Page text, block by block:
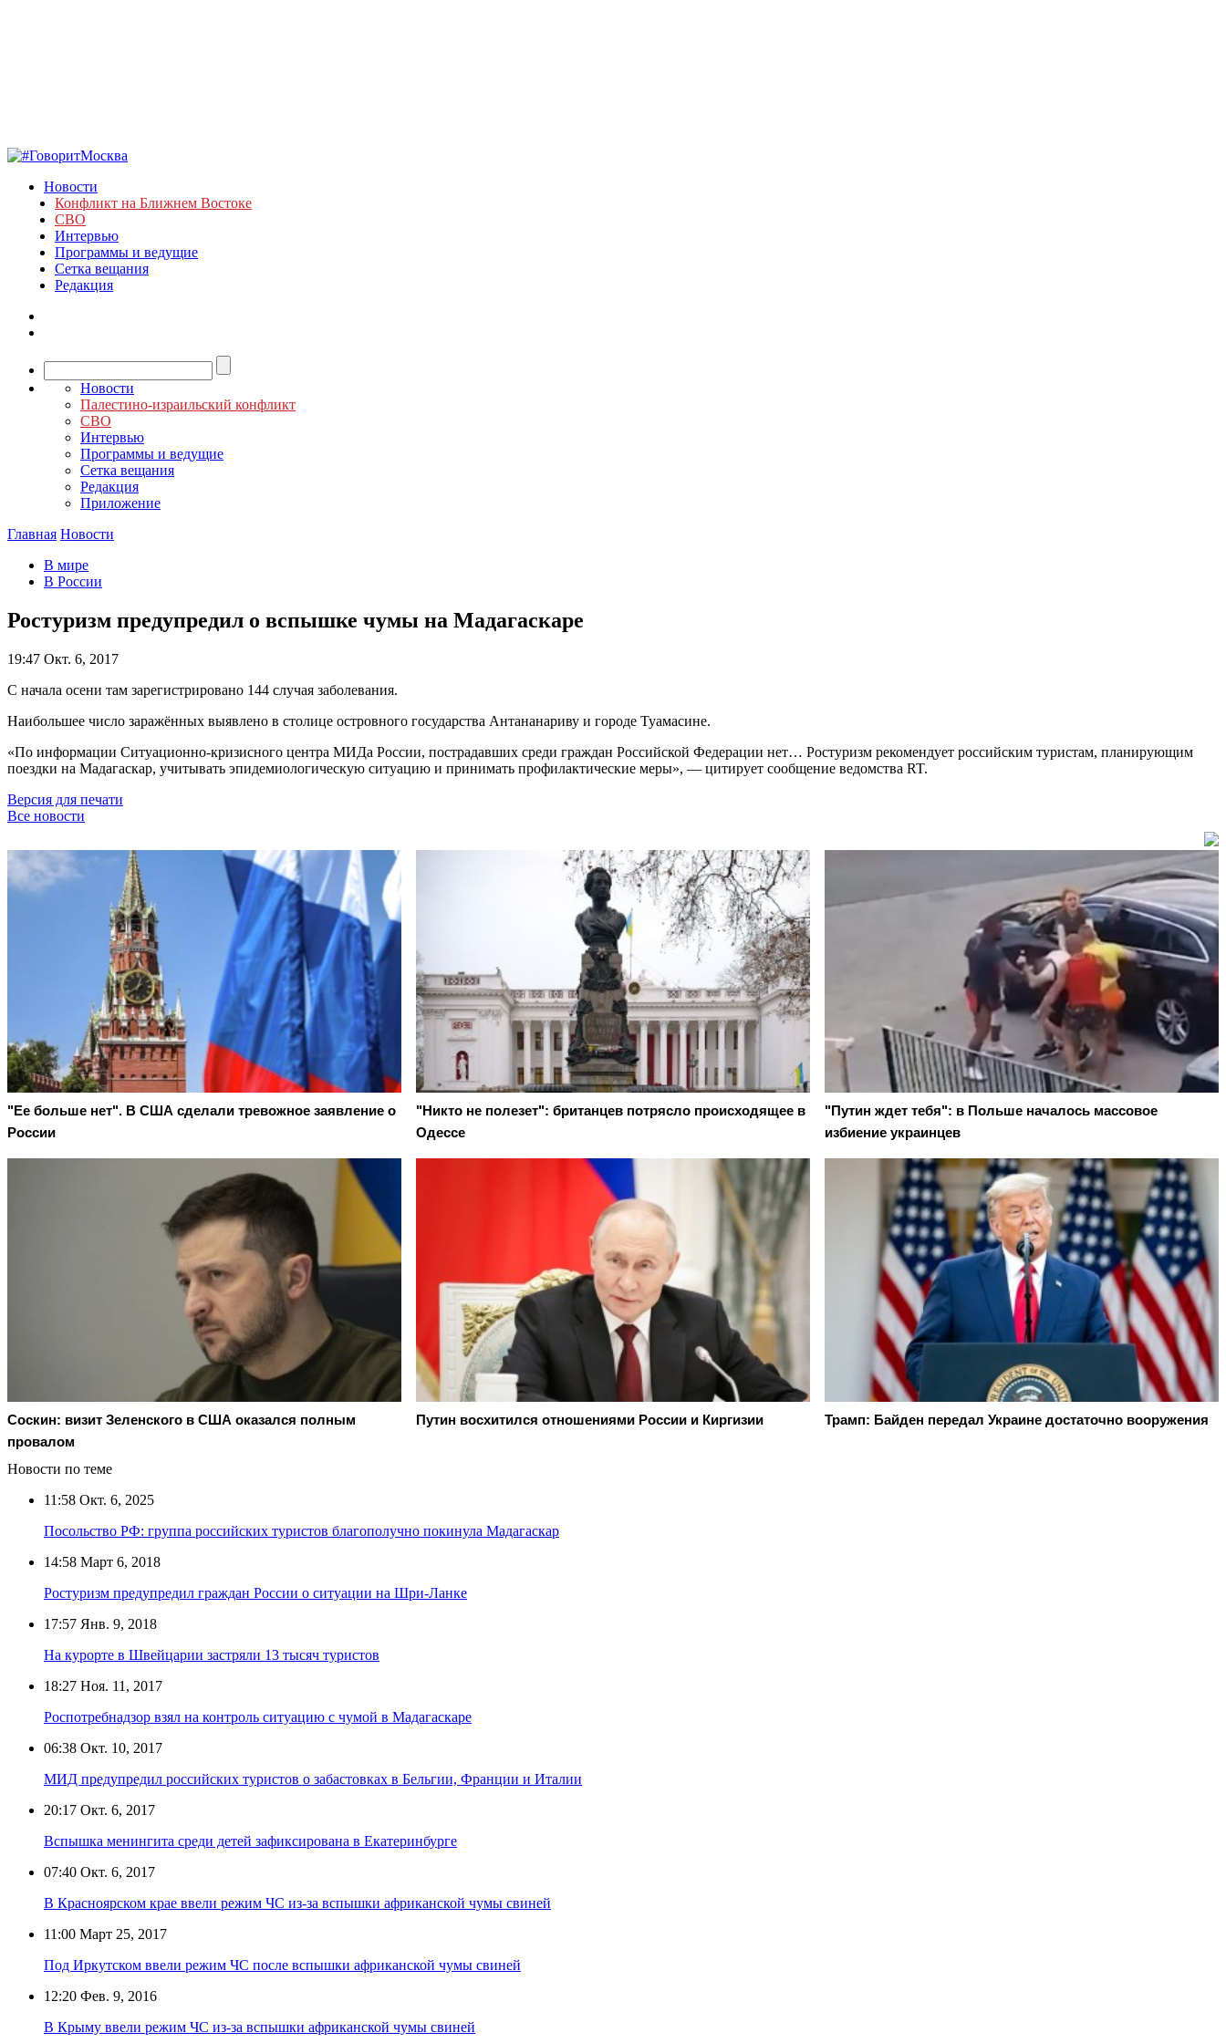
Новости
Конфликт на Ближнем Востоке
СВО
Интервью
Программы и ведущие
Сетка вещания
Редакция
Новости
Палестино-израильский конфликт
СВО
Интервью
Программы и ведущие
Сетка вещания
Редакция
Приложение
Главная Новости
В мире
В России
Ростуризм предупредил о вспышке чумы на Мадагаскаре
19:47 Окт. 6, 2017
С начала осени там зарегистрировано 144 случая заболевания.
Наибольшее число заражённых выявлено в столице островного государства Антананариву и городе Туамасине.
«По информации Ситуационно-кризисного центра МИДа России, пострадавших среди граждан Российской Федерации нет… Ростуризм рекомендует российским туристам, планирующим
поездки на Мадагаскар, учитывать эпидемиологическую ситуацию и принимать профилактические меры», — цитирует сообщение ведомства RT.
Версия для печати
Все новости
"Ее больше нет". В США сделали тревожное заявление о
России
"Никто не полезет": британцев потрясло происходящее в
Одессе
"Путин ждет тебя": в Польше началось массовое
избиение украинцев
Соскин: визит Зеленского в США оказался полным
провалом
Путин восхитился отношениями России и Киргизии Трамп: Байден передал Украине достаточно вооружения
Новости по теме
11:58 Окт. 6, 2025
Посольство РФ: группа российских туристов благополучно покинула Мадагаскар
14:58 Март 6, 2018
Ростуризм предупредил граждан России о ситуации на Шри-Ланке
17:57 Янв. 9, 2018
На курорте в Швейцарии застряли 13 тысяч туристов
18:27 Ноя. 11, 2017
Роспотребнадзор взял на контроль ситуацию с чумой в Мадагаскаре
06:38 Окт. 10, 2017
МИД предупредил российских туристов о забастовках в Бельгии, Франции и Италии
20:17 Окт. 6, 2017
Вспышка менингита среди детей зафиксирована в Екатеринбурге
07:40 Окт. 6, 2017
В Красноярском крае ввели режим ЧС из-за вспышки африканской чумы свиней
11:00 Март 25, 2017
Под Иркутском ввели режим ЧС после вспышки африканской чумы свиней
12:20 Фев. 9, 2016
В Крыму ввели режим ЧС из-за вспышки африканской чумы свиней